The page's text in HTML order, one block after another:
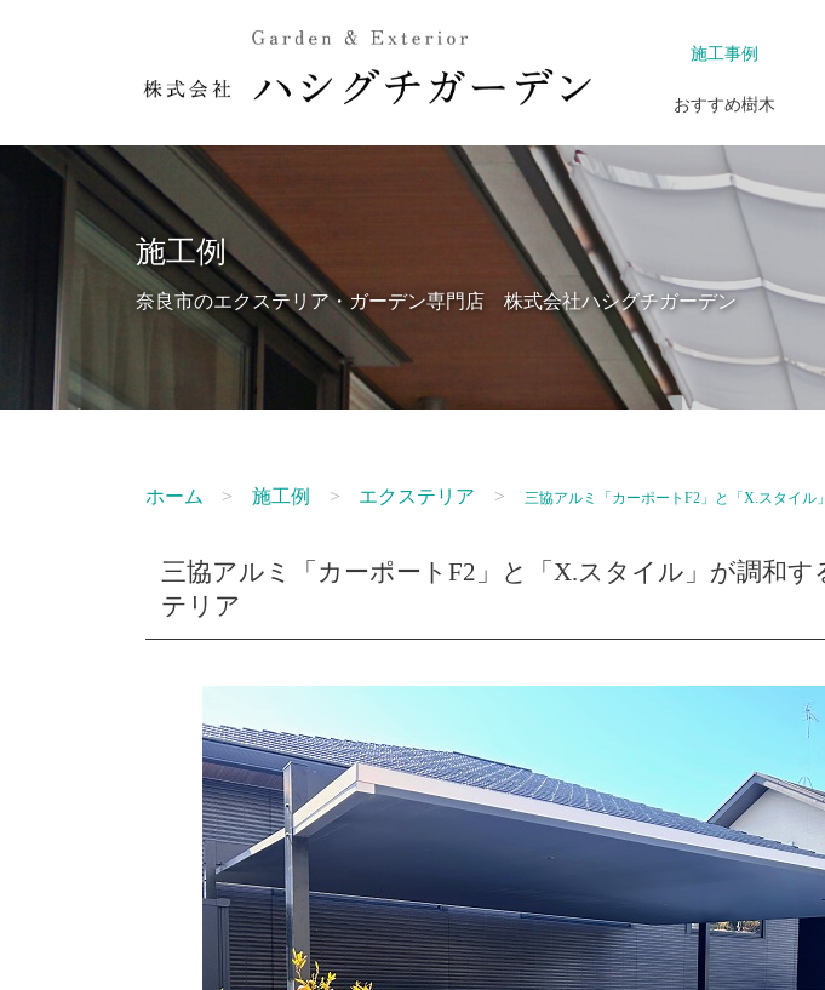
施工事例
おすすめ樹木
施工例
奈良市のエクステリア・ガーデン専門店 株式会社ハシグチガーデン
ホーム 施工例 エクステリア 三協アルミ「カーポートF2」と「X.スタイ
三協アルミ「カーポートF2」と「X.スタイル」が調和
テリア